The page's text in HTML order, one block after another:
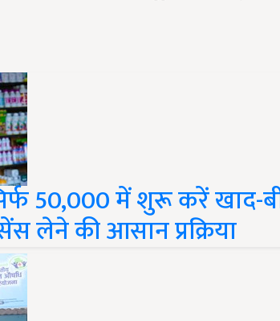
50,000 में शुरू करें खाद-
लेने की आसान प्रक्रिया